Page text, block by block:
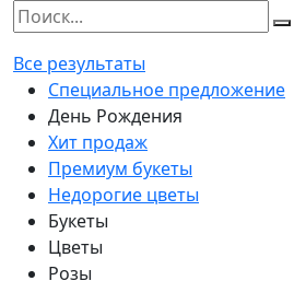
Все результаты
Специальное предложение
День Рождения
Хит продаж
Премиум букеты
Недорогие цветы
Букеты
Цветы
Розы